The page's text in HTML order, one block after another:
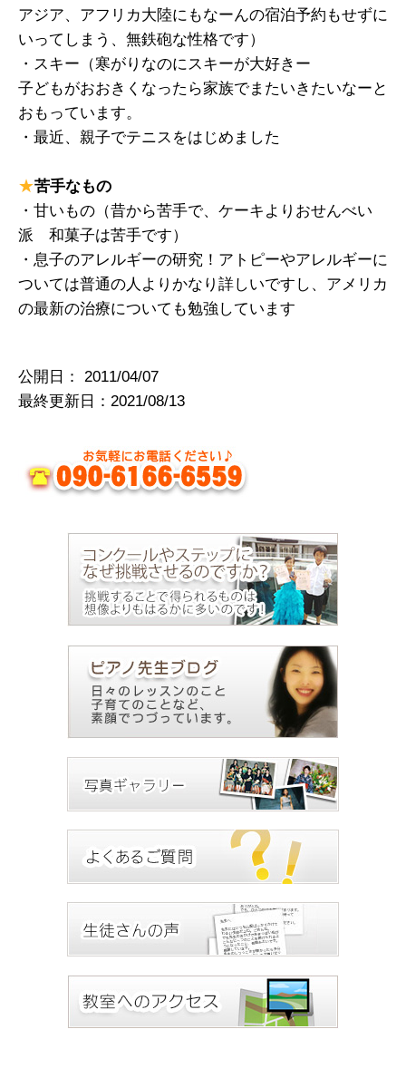
アジア、アフリカ大陸にもなーんの宿泊予約もせずに
いってしまう、無鉄砲な性格です）
・スキー（寒がりなのにスキーが大好きー
子どもがおおきくなったら家族でまたいきたいなーと
おもっています。
・最近、親子でテニスをはじめました
★苦手なもの
・甘いもの（昔から苦手で、ケーキよりおせんべい
派 和菓子は苦手です）
・息子のアレルギーの研究！アトピーやアレルギーに
ついては普通の人よりかなり詳しいですし、アメリカ
の最新の治療についても勉強しています
公開日： 2011/04/07
最終更新日：2021/08/13